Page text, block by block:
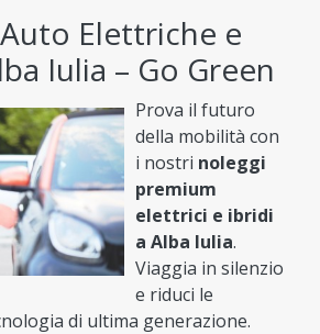
Elettriche e
Iulia – Go Green
Prova il futuro
della mobilità con
i nostri noleggi
premium
elettrici e ibridi
a Alba Iulia.
Viaggia in silenzio
e riduci le
di ultima generazione.